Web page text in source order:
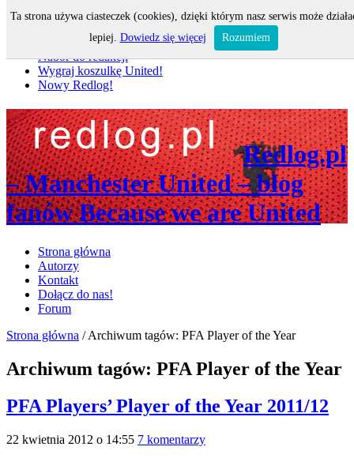
Nabór do redakcji
Wygraj koszulkę United!
Nowy Redlog!
Redlog.pl
– Manchester United – blog
fanów Because we are United
Strona główna
Autorzy
Kontakt
Dołącz do nas!
Forum
Strona główna /Archiwum tagów: PFA Player of the Year
Archiwum tagów: PFA Player of the Year
PFA Players’ Player of the Year 2011/12
22 kwietnia 2012 o 14:55 7 komentarzy
Ta strona używa ciasteczek (cookies), dzięki którym nasz serwis może
lepiej. Dowiedz się więcej Rozumiem